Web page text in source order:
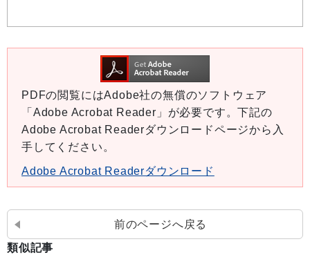
PDFの閲覧にはAdobe社の無償のソフトウェア
「Adobe Acrobat Reader」が必要です。下記の
Adobe Acrobat Readerダウンロードページから入
手してください。
Adobe Acrobat Readerダウンロード
前のページへ戻る
類似記事